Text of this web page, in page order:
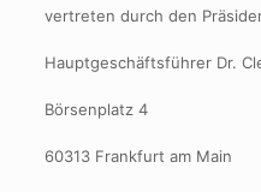
vertreten durch den
Hauptgeschäftsführer Dr.
Börsenplatz 4
60313 Frankfurt am Main